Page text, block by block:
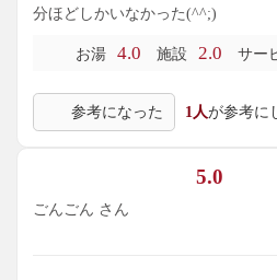
分ほどしかいなかった(^^;)
お湯 4.0 施設 2.0 サー
参考になった 1人が参考に
5.0
ごんごん さん